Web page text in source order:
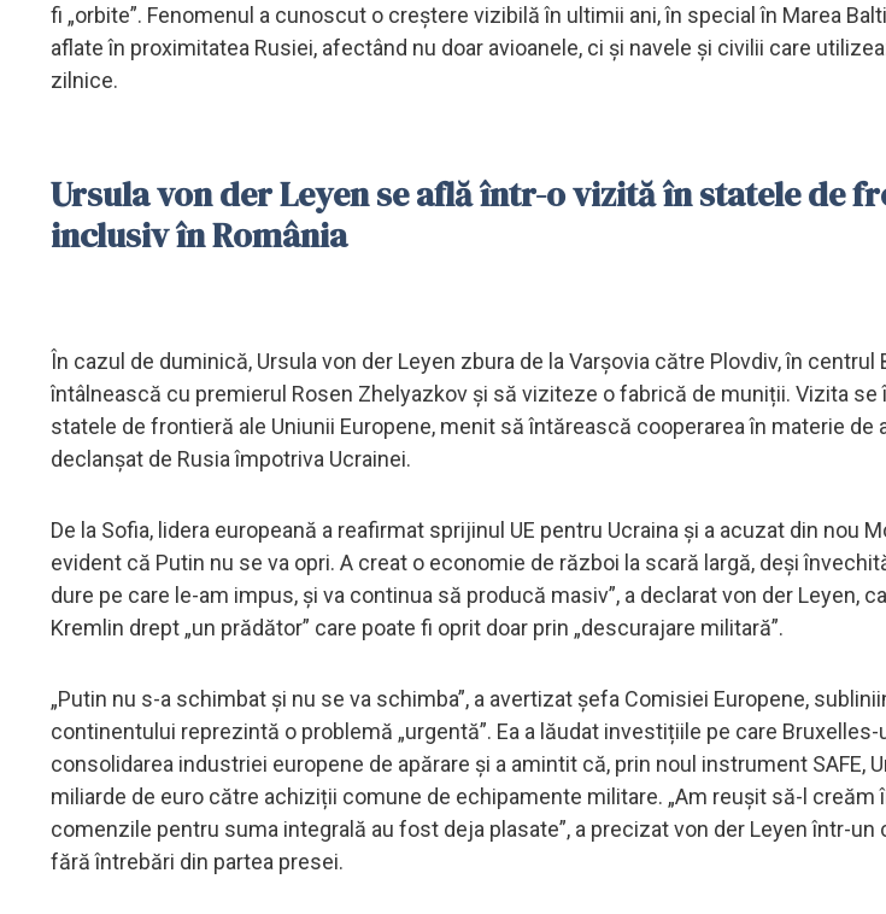
fi „orbite”. Fenomenul a cunoscut o creștere vizibilă în ultimii ani, în special în Marea
aflate în proximitatea Rusiei, afectând nu doar avioanele, ci și navele și civilii care
zilnice.
Ursula von der Leyen se află într-o vizită în statele de
inclusiv în România
În cazul de duminică, Ursula von der Leyen zbura de la Varșovia către Plovdiv, în centrul
întâlnească cu premierul Rosen Zhelyazkov și să viziteze o fabrică de muniții. Vizita
statele de frontieră ale Uniunii Europene, menit să întărească cooperarea în materie de
declanșat de Rusia împotriva Ucrainei.
De la Sofia, lidera europeană a reafirmat sprijinul UE pentru Ucraina și a acuzat din nou
evident că Putin nu se va opri. A creat o economie de război la scară largă, deși
dure pe care le-am impus, și va continua să producă masiv”, a declarat von der Leyen,
Kremlin drept „un prădător” care poate fi oprit doar prin „descurajare militară”.
„Putin nu s-a schimbat și nu se va schimba”, a avertizat șefa Comisiei Europene,
continentului reprezintă o problemă „urgentă”. Ea a lăudat investițiile pe care
consolidarea industriei europene de apărare și a amintit că, prin noul instrument SAFE,
miliarde de euro către achiziții comune de echipamente militare. „Am reușit să-l creăm
comenzile pentru suma integrală au fost deja plasate”, a precizat von der Leyen într-
fără întrebări din partea presei.